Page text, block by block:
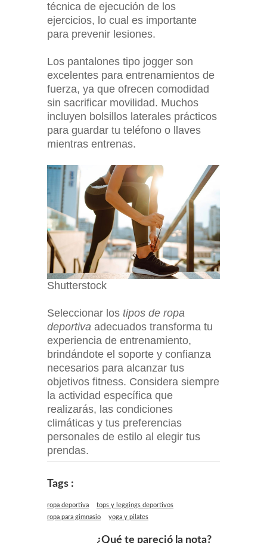
técnica de ejecución de los
ejercicios, lo cual es importante
para prevenir lesiones.
Los pantalones tipo jogger son
excelentes para entrenamientos de
fuerza, ya que ofrecen comodidad
sin sacrificar movilidad. Muchos
incluyen bolsillos laterales prácticos
para guardar tu teléfono o llaves
mientras entrenas.
Shutterstock
Seleccionar los tipos de ropa
deportiva adecuados transforma tu
experiencia de entrenamiento,
brindándote el soporte y confianza
necesarios para alcanzar tus
objetivos fitness. Considera siempre
la actividad específica que
realizarás, las condiciones
climáticas y tus preferencias
personales de estilo al elegir tus
prendas.
Tags :
ropa deportiva
tops y leggings deportivos
ropa para gimnasio
yoga y pilates
¿Qué te pareció la nota?